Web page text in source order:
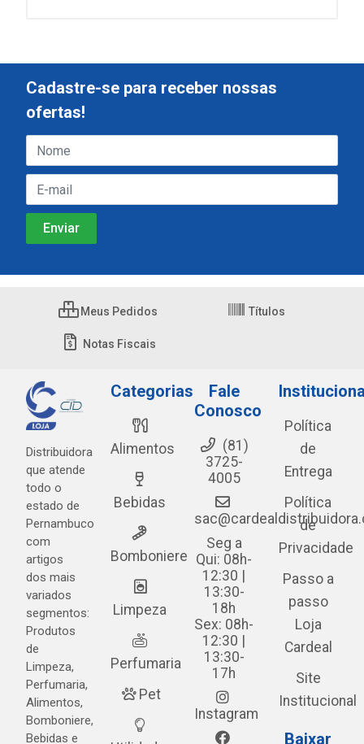
Cadastre-se para receber nossas
ofertas!
Meus Pedidos Títulos
Notas Fiscais
Distribuidora
que atende
todo o
estado de
Pernambuco
com
artigos
dos mais
variados
segmentos:
Produtos
de
Limpeza,
Perfumaria,
Alimentos,
Bomboniere,
Bebidas e
Categorias
Alimentos
Bebidas
Bomboniere
Limpeza
Perfumaria
Pet
Fale
Conosco
(81)
3725-
4005
Seg a
Qui: 08h-
12:30 |
13:30-
18h
Sex: 08h-
12:30 |
13:30-
17h
Instagram
Política
de
Entrega
Política
de
Privacidade
Passo a
passo
Loja
Cardeal
Site
Institucional
Baixar